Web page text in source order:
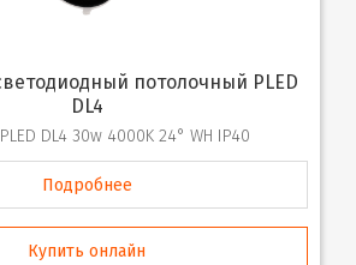
DL4
PLED DL4 30w 4000K 24° WH IP40
Подробнее
Купить онлайн